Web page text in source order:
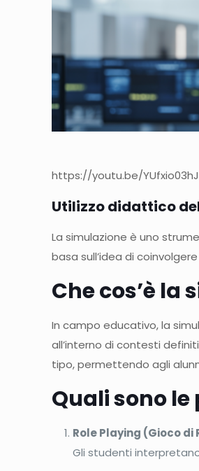
https://youtu.be/
Utilizzo didattico
La simulazione è uno
basa sull’idea di
Che cos’è
In campo educativo, la
all’interno di contesti
tipo, permettendo agli
Quali sono
Role Playing (Gioco di
Gli studenti